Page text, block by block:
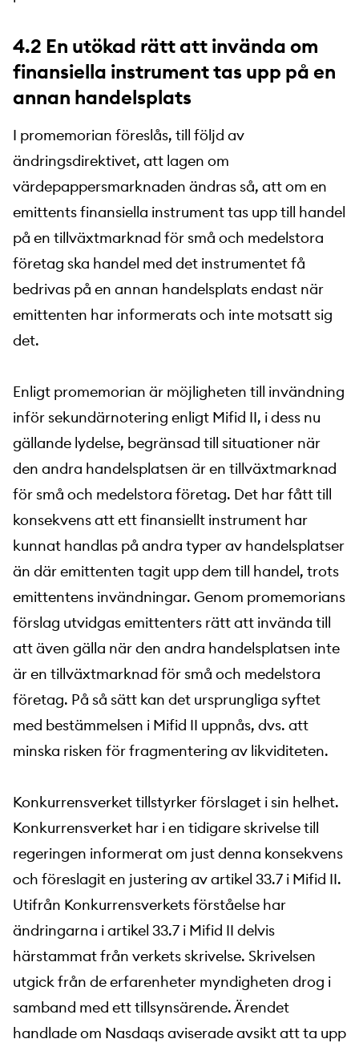
4.2 En utökad rätt att invända om
finansiella instrument tas upp på en
annan handelsplats
I promemorian föreslås, till följd av
ändringsdirektivet, att lagen om
värdepappersmarknaden ändras så, att om en
emittents finansiella instrument tas upp till handel
på en tillväxtmarknad för små och medelstora
företag ska handel med det instrumentet få
bedrivas på en annan handelsplats endast när
emittenten har informerats och inte motsatt sig
det.
Enligt promemorian är möjligheten till invändning
inför sekundärnotering enligt Mifid II, i dess nu
gällande lydelse, begränsad till situationer när
den andra handelsplatsen är en tillväxtmarknad
för små och medelstora företag. Det har fått till
konsekvens att ett finansiellt instrument har
kunnat handlas på andra typer av handelsplatser
än där emittenten tagit upp dem till handel, trots
emittentens invändningar. Genom promemorians
förslag utvidgas emittenters rätt att invända till
att även gälla när den andra handelsplatsen inte
är en tillväxtmarknad för små och medelstora
företag. På så sätt kan det ursprungliga syftet
med bestämmelsen i Mifid II uppnås, dvs. att
minska risken för fragmentering av likviditeten.
Konkurrensverket tillstyrker förslaget i sin helhet.
Konkurrensverket har i en tidigare skrivelse till
regeringen informerat om just denna konsekvens
och föreslagit en justering av artikel 33.7 i Mifid II.
Utifrån Konkurrensverkets förståelse har
ändringarna i artikel 33.7 i Mifid II delvis
härstammat från verkets skrivelse. Skrivelsen
utgick från de erfarenheter myndigheten drog i
samband med ett tillsynsärende. Ärendet
handlade om Nasdaqs aviserade avsikt att ta upp